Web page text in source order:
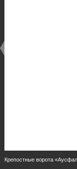
Крепостные ворота